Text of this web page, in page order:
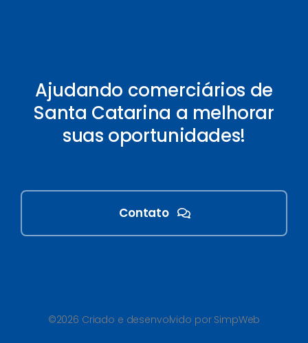
Ajudando comerciários de
Santa Catarina a melhorar
suas oportunidades!
Contato
©2026 Criado e desenvolvido por SimpWeb